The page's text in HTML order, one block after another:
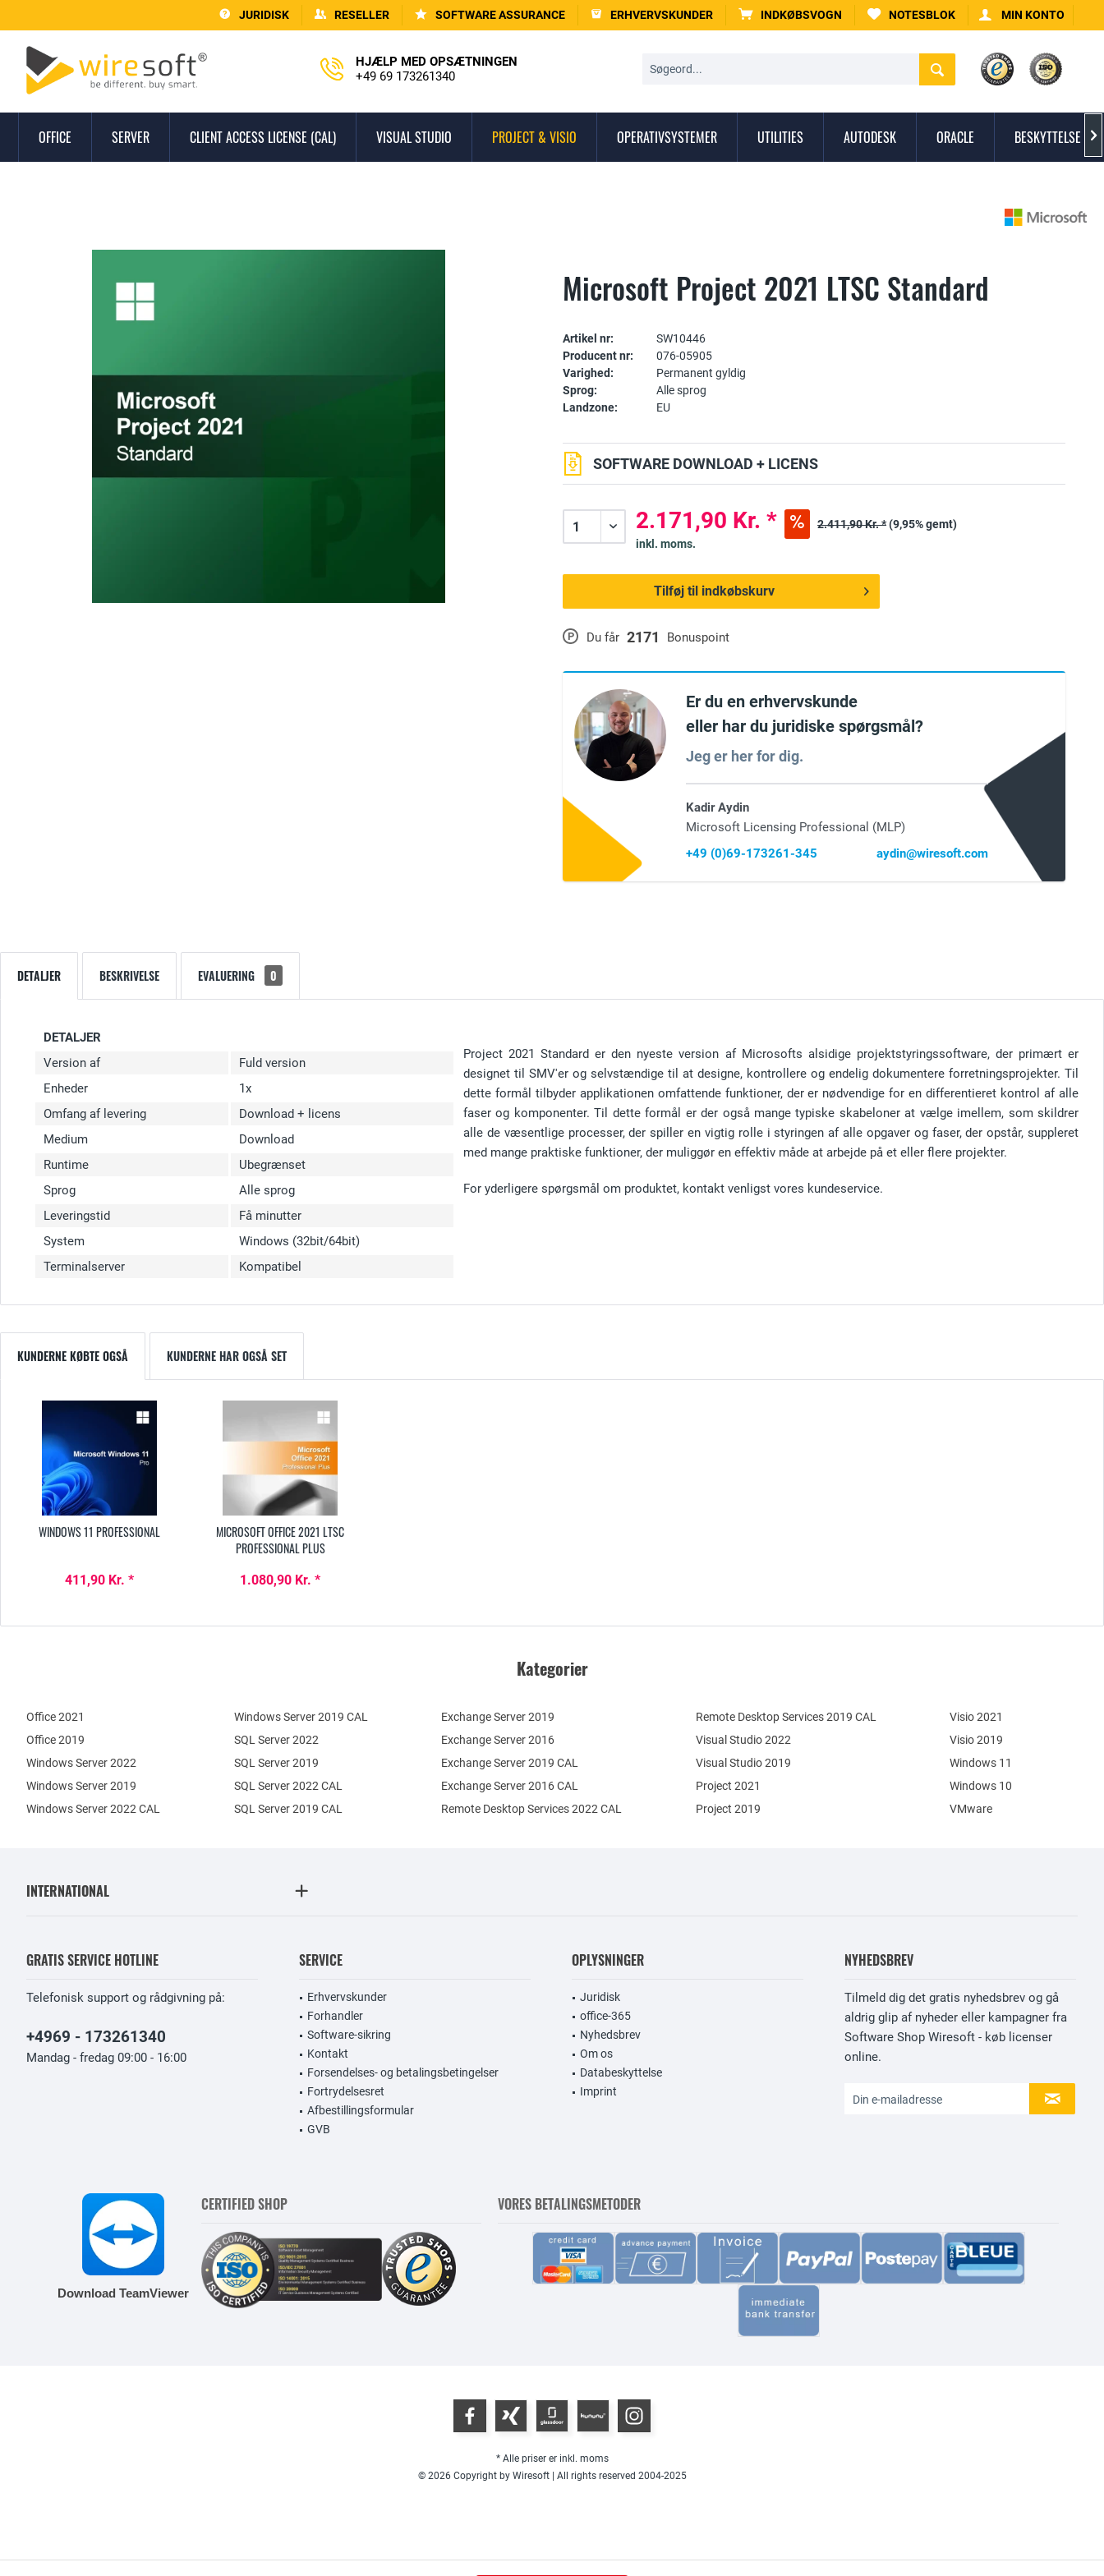
JURIDISK RESELLER SOFTWARE ASSURANCE ERHVERVSKUNDER INDKØBSVOGN NOTESBLOK MIN KONTO
HJÆLP MED OPSÆTNINGEN
+49 69 173261340
OFFICE SERVER CLIENT ACCESS LICENSE (CAL) VISUAL STUDIO PROJECT & VISIO OPERATIVSYSTEMER UTILITIES AUTODESK ORACLE BESKYTTELSE 
Microsoft Project 2021 LTSC Standard
Artikel nr:
SW10446
Producent nr:
076-05905
Varighed:
Permanent gyldig
Sprog:
Alle sprog
Landzone:
EU
P Du får 2171 Bonuspoint
SOFTWARE DOWNLOAD + LICENS
2.171,90 Kr. * 2.411,90 Kr. *(9,95% gemt)
inkl. moms.
Tilføj til indkøbskurv
Er du en erhvervskunde
eller har du juridiske spørgsmål?
Jeg er her for dig.
Kadir Aydin
Microsoft Licensing Professional (MLP)
+49 (0)69-173261-345
aydin@wiresoft.com
DETALJER BESKRIVELSE EVALUERING 0
DETALJER
Version af
Fuld version
Enheder
1x
Omfang af levering
Download + licens
Medium
Download
Runtime
Ubegrænset
Sprog
Alle sprog
Leveringstid
Få minutter
System
Windows (32bit/64bit)
Terminalserver
Kompatibel
Project 2021 Standard er den nyeste version af Microsofts alsidige projektstyringssoftware, der primært er
designet til SMV'er og selvstændige til at designe, kontrollere og endelig dokumentere forretningsprojekter. Til
dette formål tilbyder applikationen omfattende funktioner, der er nødvendige for en differentieret kontrol af alle
faser og komponenter. Til dette formål er der også mange typiske skabeloner at vælge imellem, som skildrer
alle de væsentlige processer, der spiller en vigtig rolle i styringen af alle opgaver og faser, der opstår, suppleret
med mange praktiske funktioner, der muliggør en effektiv måde at arbejde på et eller flere projekter.
For yderligere spørgsmål om produktet, kontakt venligst vores kundeservice.
KUNDERNE KØBTE OGSÅ KUNDERNE HAR OGSÅ SET
WINDOWS 11 PROFESSIONAL
411,90 Kr. *
MICROSOFT OFFICE 2021 LTSC
PROFESSIONAL PLUS
1.080,90 Kr. *
Kategorier
Office 2021
Office 2019
Windows Server 2022
Windows Server 2019
Exchange Server 2019
Exchange Server 2016
SQL Server 2022
SQL Server 2019
Windows Server 2022 CAL
Windows Server 2019 CAL
SQL Server 2022 CAL
SQL Server 2019 CAL
Remote Desktop Services 2022 CAL
Remote Desktop Services 2019 CAL
Exchange Server 2019 CAL
Exchange Server 2016 CAL
Visual Studio 2022
Visual Studio 2019
Project 2021
Project 2019
Visio 2021
Visio 2019
Windows 11
Windows 10
VMware
INTERNATIONAL
GRATIS SERVICE HOTLINE
Telefonisk support og rådgivning på:
+4969 - 173261340
Mandag - fredag 09:00 - 16:00
SERVICE
Erhvervskunder
Forhandler
Software-sikring
Kontakt
Forsendelses- og betalingsbetingelser
Fortrydelsesret
Afbestillingsformular
GVB
OPLYSNINGER
Juridisk
office-365
Nyhedsbrev
Om os
Databeskyttelse
Imprint
NYHEDSBREV
Tilmeld dig det gratis nyhedsbrev og gå
aldrig glip af nyheder eller kampagner fra
Software Shop Wiresoft - køb licenser
online.
Download TeamViewer
CERTIFIED SHOP VORES BETALINGSMETODER
* Alle priser er inkl. moms
© 2026 Copyright by Wiresoft | All rights reserved 2004-2025